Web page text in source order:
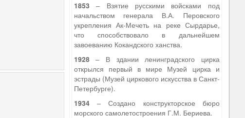
1853 – Взятие русскими войсками под
начальством генерала В.А. Перовского
укрепления Ак-Мечеть на реке Сырдарье,
что способствовало в дальнейшем
завоеванию Кокандского ханства.
1928– В здании ленинградского цирка
открылся первый в мире Музей цирка и
эстрады (Музей циркового искусства в Санкт-
Петербурге).
1934– Создано конструкторское бюро
морского самолетостроения Г.М. Бериева.